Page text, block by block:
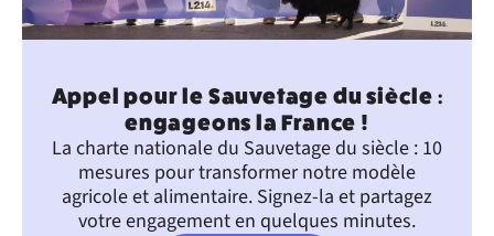
Appel pour le Sauvetage du siècle :
engageons la France !
La charte nationale du Sauvetage du siècle : 10
mesures pour transformer notre modèle
agricole et alimentaire. Signez-la et partagez
votre engagement en quelques minutes.